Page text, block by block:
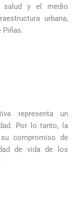
salud y el medio
urbana,
Piñas.
representa un
Por lo tanto, la
compromiso de
de vida de los